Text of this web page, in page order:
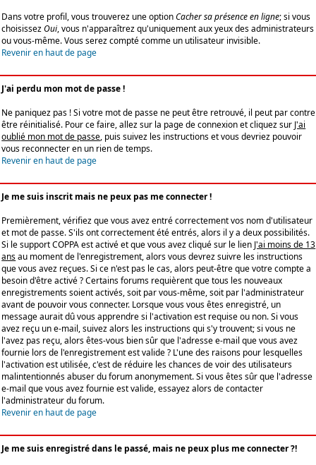
Dans votre profil, vous trouverez une optionCacher sa présence en ligne; si vous
choisissezOui, vous n'apparaîtrez qu'uniquement aux yeux des administrateurs
ou vous-même. Vous serez compté comme un utilisateur invisible.
Revenir en haut de page
J'ai perdu mon mot de passe !
Ne paniquez pas ! Si votre mot de passe ne peut être retrouvé, il peut par contre
être réinitialisé. Pour ce faire, allez sur la page de connexion et cliquez sur J'ai
oublié mon mot de passe, puis suivez les instructions et vous devriez pouvoir
vous reconnecter en un rien de temps.
Revenir en haut de page
Je me suis inscrit mais ne peux pas me connecter !
Premièrement, vérifiez que vous avez entré correctement vos nom d'utilisateur
et mot de passe. S'ils ont correctement été entrés, alors il y a deux possibilités.
Si le support COPPA est activé et que vous avez cliqué sur le lien J'ai moins de 13
ansau moment de l'enregistrement, alors vous devrez suivre les instructions
que vous avez reçues. Si ce n'est pas le cas, alors peut-être que votre compte a
besoin d'être activé ? Certains forums requièrent que tous les nouveaux
enregistrements soient activés, soit par vous-même, soit par l'administrateur
avant de pouvoir vous connecter. Lorsque vous vous êtes enregistré, un
message aurait dû vous apprendre si l'activation est requise ou non. Si vous
avez reçu un e-mail, suivez alors les instructions qui s'y trouvent; si vous ne
l'avez pas reçu, alors êtes-vous bien sûr que l'adresse e-mail que vous avez
fournie lors de l'enregistrement est valide ? L'une des raisons pour lesquelles
l'activation est utilisée, c'est de réduire les chances de voir des utilisateurs
malintentionnés abuser du forum anonymement. Si vous êtes sûr que l'adresse
e-mail que vous avez fournie est valide, essayez alors de contacter
l'administrateur du forum.
Revenir en haut de page
Je me suis enregistré dans le passé, mais ne peux plus me connecter ?!